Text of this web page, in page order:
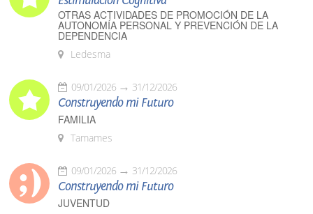
OTRAS ACTIVIDADES DE PROMOCIÓN DE LA
AUTONOMÍA PERSONAL Y PREVENCIÓN DE LA
DEPENDENCIA
Ledesma
09/01/2026 31/12/2026
Construyendo mi Futuro
FAMILIA
Tamames
09/01/2026 31/12/2026
Construyendo mi Futuro
JUVENTUD